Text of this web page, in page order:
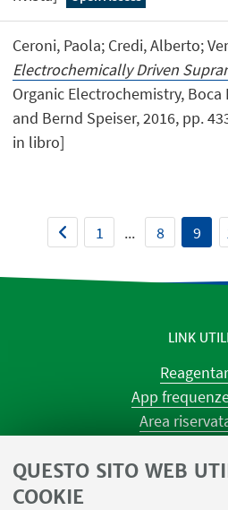
QUESTO SITO WEB
COOKIE
Ceroni, Paola; Credi, Alberto;
Electrochemically Driven
Organic Electrochemistry,
and Bernd Speiser, 2016, pp.
in libro]
1 ... 8 9
LINK UTILI
App
Area
Prenotazione spazi